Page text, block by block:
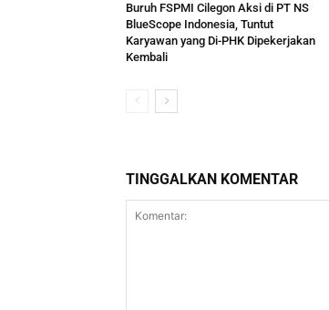
Buruh FSPMI Cilegon Aksi di PT NS
BlueScope Indonesia, Tuntut
Karyawan yang Di-PHK Dipekerjakan
Kembali
TINGGALKAN KOMENTAR